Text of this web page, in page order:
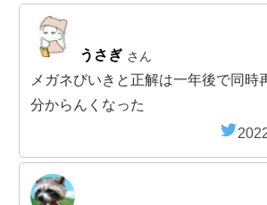
うさぎ さん
メガネびいきと正解は一年後で同時
分からんくなった